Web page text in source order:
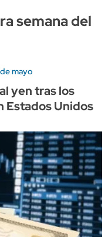
semana del
mayo
yen tras los
Estados Unidos